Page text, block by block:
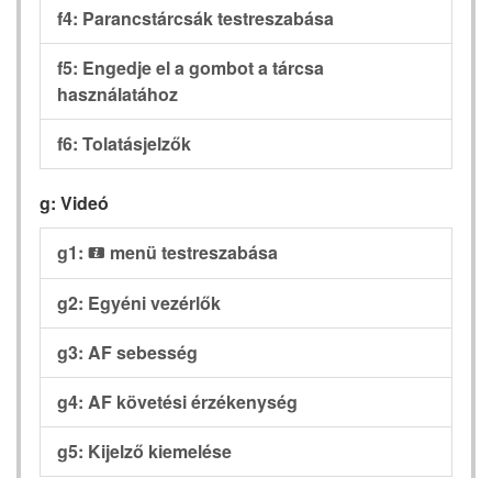
f4: Parancstárcsák testreszabása
f5: Engedje el a gombot a tárcsa
használatához
f6: Tolatásjelzők
g: Videó
g1: i menü testreszabása
g2: Egyéni vezérlők
g3: AF sebesség
g4: AF követési érzékenység
g5: Kijelző kiemelése